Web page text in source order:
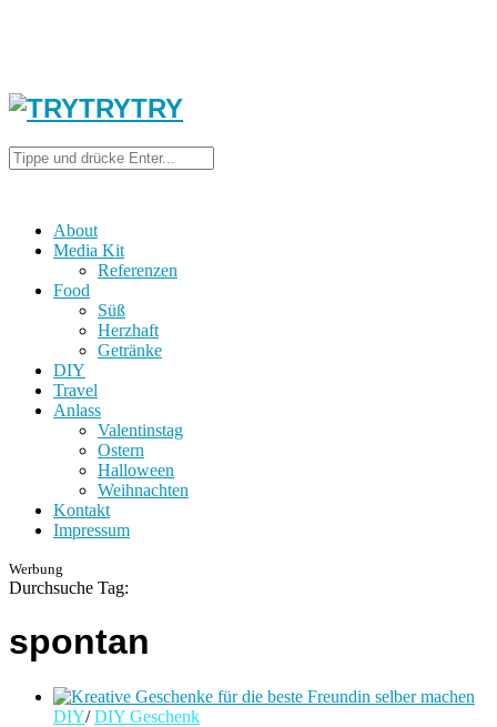
About
Media Kit
Referenzen
Food
Süß
Herzhaft
Getränke
DIY
Travel
Anlass
Valentinstag
Ostern
Halloween
Weihnachten
Kontakt
Impressum
Werbung
Durchsuche Tag:
spontan
DIY/ DIY Geschenk